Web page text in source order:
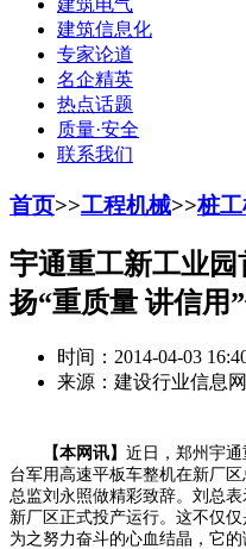
建筑电气
建筑信息化
专家论道
名企精英
热点话题
质量·安全
联系我们
首页>>工程机械>>桩
宇通重工新工业
扬“重质量 讲信用
时间：2014-04-03
来源：建设行业信息网
【本网讯】 近日，郑州宇
台军用高速平板车整机在新厂
总监刘永照做精彩致辞。刘总
新厂区正式投产运行。这不仅
为之努力奋斗的心血结晶，它